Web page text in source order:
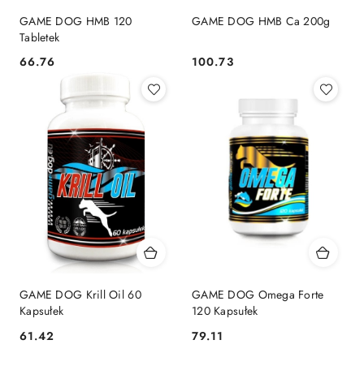
GAME DOG HMB 120
Tabletek
Cena:
66.76
GAME DOG HMB Ca 200g
Cena:
100.73
GAME DOG Krill Oil 60
Kapsułek
Cena:
61.42
GAME DOG Omega Forte
120 Kapsułek
Cena:
79.11